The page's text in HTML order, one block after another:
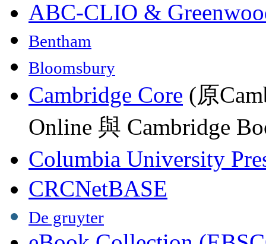
ABC-CLIO &
Bentham
Bloomsbury
Cambridge Core (原
Online 與 Cambridge
Columbia University
CRCNetBASE
De gruyter